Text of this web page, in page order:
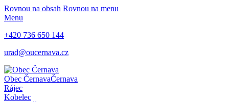
Rovnou na obsah Rovnou na menu
Menu
+420 736 650 144
urad@oucernava.cz
Obec ČernavaČernava
Rájec
Kobelec